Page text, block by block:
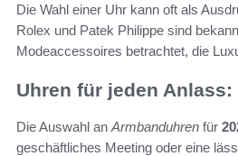
Die Wahl einer Uhr kann oft als
Rolex und Patek Philippe sind
Modeaccessoires betrachtet, die
Uhren für jeden
Die Auswahl an Armbanduhren für
geschäftliches Meeting oder eine